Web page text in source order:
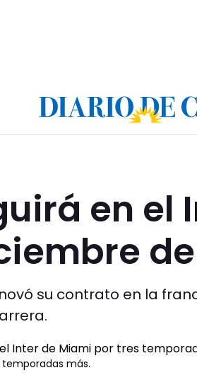
en el
su contrato en la
más.